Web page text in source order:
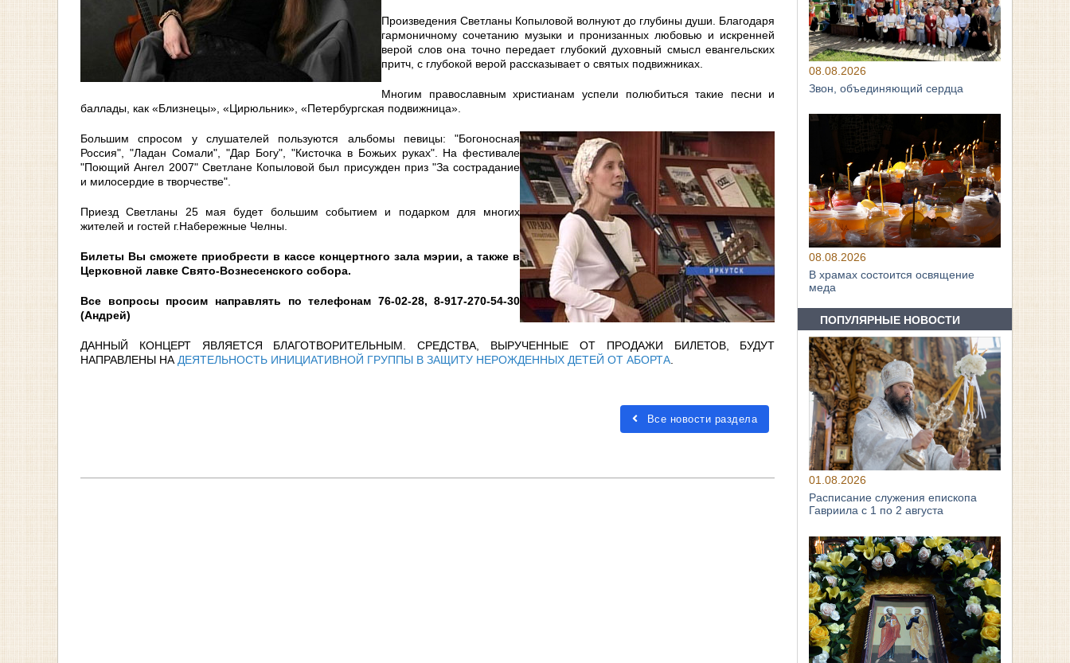
Произведения Светланы Копыловой волнуют до глубины души. Благодаря
гармоничному сочетанию музыки и пронизанных любовью и искренней
верой слов она точно передает глубокий духовный смысл евангельских
притч, с глубокой верой рассказывает о святых подвижниках.
Многим православным христианам успели полюбиться такие песни и
баллады, как «Близнецы», «Цирюльник», «Петербургская подвижница».
Большим спросом у слушателей пользуются альбомы певицы: "Богоносная
Россия", "Ладан Сомали", "Дар Богу", "Кисточка в Божьих руках". На фестивале
"Поющий Ангел 2007" Светлане Копыловой был присужден приз "За сострадание
и милосердие в творчестве".
Приезд Светланы 25 мая будет большим событием и подарком для многих
жителей и гостей г.Набережные Челны.
Билеты Вы сможете приобрести в кассе концертного зала мэрии,а также в
Церковной лавке Свято-Вознесенского собора.
Все вопросы просим направлять по телефонам 76-02-28, 8-917-270-54-30
(Андрей)
ДАННЫЙ КОНЦЕРТ ЯВЛЯЕТСЯ БЛАГОТВОРИТЕЛЬНЫМ. СРЕДСТВА, ВЫРУЧЕННЫЕ ОТ ПРОДАЖИ БИЛЕТОВ, БУДУТ
НАПРАВЛЕНЫ НА ДЕЯТЕЛЬНОСТЬ ИНИЦИАТИВНОЙ ГРУППЫ В ЗАЩИТУ НЕРОЖДЕННЫХ ДЕТЕЙ ОТ АБОРТА
Все новости раздела
08.08.2026
Звон, объединяющий сердца
08.08.2026
В храмах состоится освящение
меда
ПОПУЛЯРНЫЕ НОВОСТИ
01.08.2026
Расписание служения епископа
Гавриила с 1 по 2 августа